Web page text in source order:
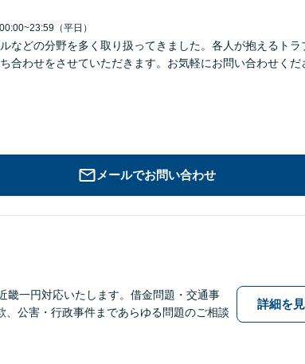
（平日）
などの分野を多く取り扱ってきました。各人が抱えるトラ
合わせをさせていただきます。お気軽にお問い合わせくだ
メールでお問い合わせ
畿一円対応いたします。借金問題・交通事
公害・行政事件まであらゆる問題のご相談
詳細を